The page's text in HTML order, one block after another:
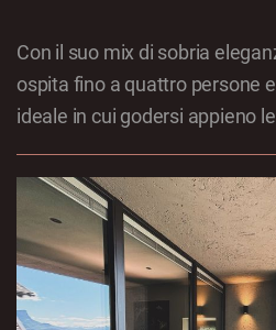
Con il suo mix di sobria
ospita fino a quattro persone
ideale in cui godersi appieno